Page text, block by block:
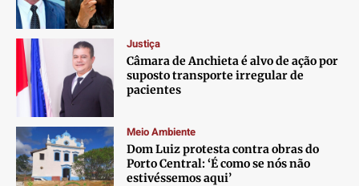
Justiça
Câmara de Anchieta é alvo de ação por
suposto transporte irregular de
pacientes
Meio Ambiente
Dom Luiz protesta contra obras do
Porto Central: ‘É como se nós não
estivéssemos aqui’